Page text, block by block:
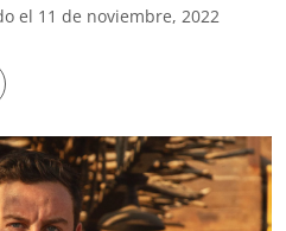
el 11 de noviembre, 2022